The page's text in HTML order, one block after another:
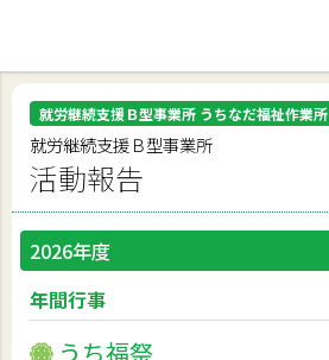
就労継続支援Ｂ型事業所 うちなだ福祉作業所
就労継続支援Ｂ型事業所
活動報告
2026年度
年間行事
うち福祭